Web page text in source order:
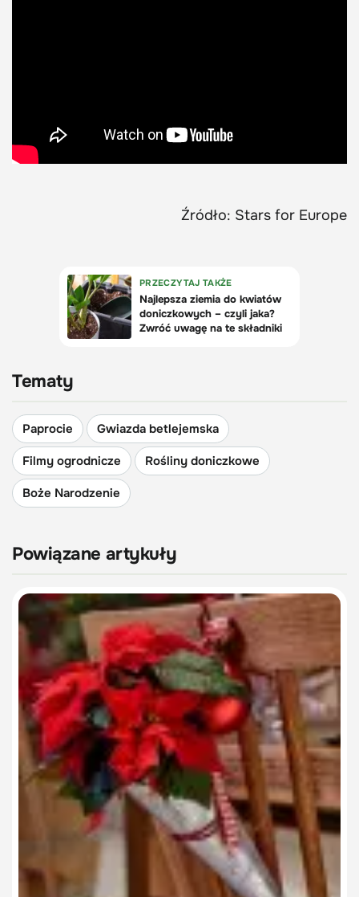
Źródło: Stars for Europe
Tematy
Paprocie
Gwiazda betlejemska
Filmy ogrodnicze
Rośliny doniczkowe
Boże Narodzenie
Powiązane artykuły